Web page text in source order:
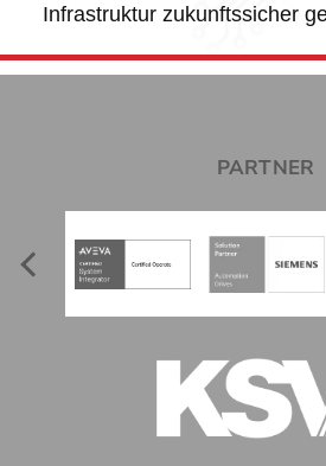
Infrastruktur zukunftssicher
PARTNER